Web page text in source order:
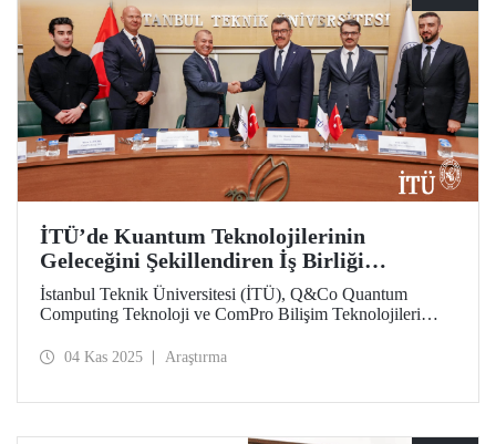
İTÜ’de Kuantum Teknolojilerinin
Geleceğini Şekillendiren İş Birliği
Protokolü
İstanbul Teknik Üniversitesi (İTÜ), Q&Co Quantum
Computing Teknoloji ve ComPro Bilişim Teknolojileri
Geliştirilmesine İlişkin İş Birliği Protokolü” imzalandı.
04 Kas 2025 Araştırma